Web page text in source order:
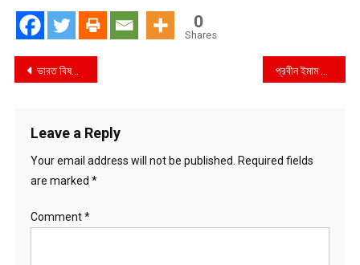
0
Shares
Post
ভারত বিষয়ে চিন্তিত হওয়ার কারণ নেই প্রবীন ইমাম আজিজুল হকের মৃত্যুতে স্বরূপকাঠী প্রেসক্লাবের শোক প্রকাশ
Leave a Reply
Your email address will not be published. Required fields
are marked *
Comment*